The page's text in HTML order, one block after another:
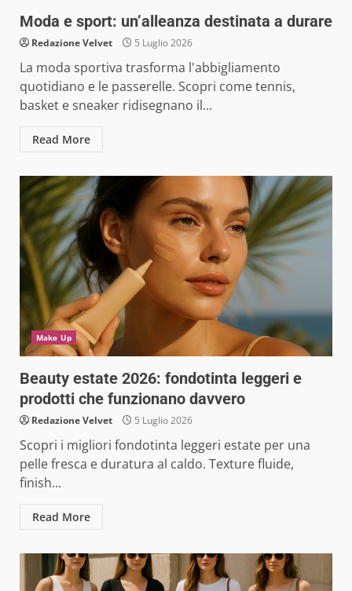
Moda e sport: un’alleanza destinata a durare
Redazione Velvet 5 Luglio 2026
La moda sportiva trasforma l'abbigliamento
quotidiano e le passerelle. Scopri come tennis,
basket e sneaker ridisegnano il...
Read More
Make Up
Beauty estate 2026: fondotinta leggeri e
prodotti che funzionano davvero
Redazione Velvet 5 Luglio 2026
Scopri i migliori fondotinta leggeri estate per una
pelle fresca e duratura al caldo. Texture fluide,
finish...
Read More